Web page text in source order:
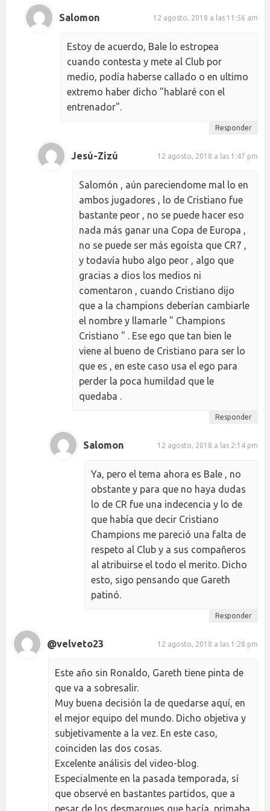
Salomon 12 agosto, 2018 a las 11:56 am
Estoy de acuerdo, Bale lo estropea
cuando contesta y mete al Club por
medio, podía haberse callado o en ultimo
extremo haber dicho "hablaré con el
entrenador".
Responder
Jesú-Zizú 12 agosto, 2018 a las 1:47 pm
Salomón , aún pareciendome mal lo en
ambos jugadores , lo de Cristiano fue
bastante peor , no se puede hacer eso
nada más ganar una Copa de Europa ,
no se puede ser más egoísta que CR7 ,
y todavía hubo algo peor , algo que
gracias a dios los medios ni
comentaron , cuando Cristiano dijo
que a la champions deberían cambiarle
el nombre y llamarle " Champions
Cristiano " . Ese ego que tan bien le
viene al bueno de Cristiano para ser lo
que es , en este caso usa el ego para
perder la poca humildad que le
quedaba .
Responder
Salomon 12 agosto, 2018 a las 2:14 pm
Ya, pero el tema ahora es Bale , no
obstante y para que no haya dudas
lo de CR fue una indecencia y lo de
que había que decir Cristiano
Champions me pareció una falta de
respeto al Club y a sus compañeros
al atribuirse el todo el merito. Dicho
esto, sigo pensando que Gareth
patinó.
Responder
@velveto23 12 agosto, 2018 a las 1:28 pm
Este año sin Ronaldo, Gareth tiene pinta de
que va a sobresalir.
Muy buena decisión la de quedarse aquí, en
el mejor equipo del mundo. Dicho objetiva y
subjetivamente a la vez. En este caso,
coinciden las dos cosas.
Excelente análisis del video-blog.
Especialmente en la pasada temporada, sí
que observé en bastantes partidos, que a
pesar de los desmarques que hacía, primaba